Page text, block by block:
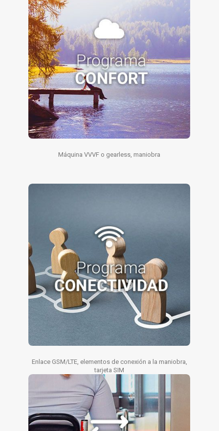
Máquina VVVF o gearless, maniobra
Enlace GSM/LTE, elementos de conexión a la maniobra,
tarjeta SIM